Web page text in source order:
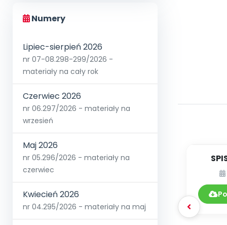
Numery
Lipiec-sierpień 2026
nr 07-08.298-299/2026 -
materiały na cały rok
Czerwiec 2026
nr 06.297/2026 - materiały na
wrzesień
Maj 2026
nr 05.296/2026 - materiały na
czerwiec
Kwiecień 2026
nr 04.295/2026 - materiały na maj